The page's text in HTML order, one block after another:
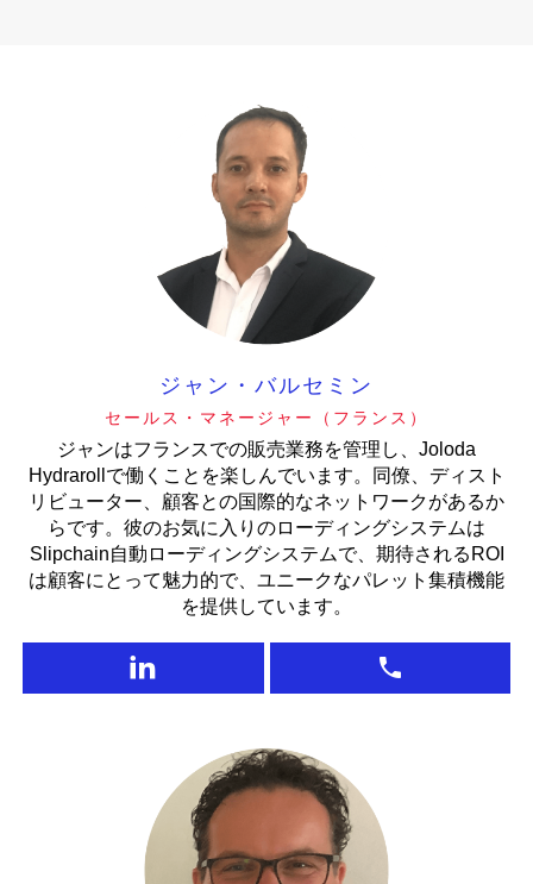
ジャン・バルセミン
セールス・マネージャー（フランス）
ジャンはフランスでの販売業務を管理し、Joloda
Hydrarollで働くことを楽しんでいます。同僚、ディスト
リビューター、顧客との国際的なネットワークがあるか
らです。彼のお気に入りのローディングシステムは
Slipchain自動ローディングシステムで、期待されるROI
は顧客にとって魅力的で、ユニークなパレット集積機能
を提供しています。